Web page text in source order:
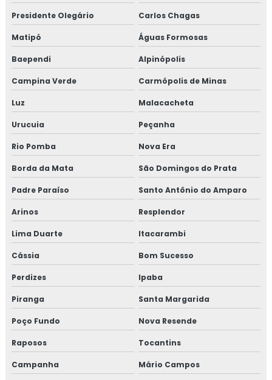
Presidente Olegário Carlos Chagas
Matipó Águas Formosas
Baependi Alpinópolis
Campina Verde Carmópolis de Minas
Luz Malacacheta
Urucuia Peçanha
Rio Pomba Nova Era
Borda da Mata São Domingos do Prata
Padre Paraíso Santo Antônio do Amparo
Arinos Resplendor
Lima Duarte Itacarambi
Cássia Bom Sucesso
Perdizes Ipaba
Piranga Santa Margarida
Poço Fundo Nova Resende
Raposos Tocantins
Campanha Mário Campos